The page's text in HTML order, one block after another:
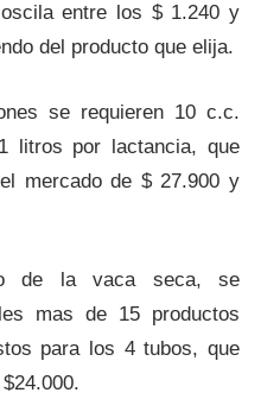
entre los $ 1.240 y
del producto que elija.
se requieren 10 c.c.
litros por lactancia, que
mercado de $ 27.900 y
de la vaca seca, se
mas de 15 productos
para los 4 tubos, que